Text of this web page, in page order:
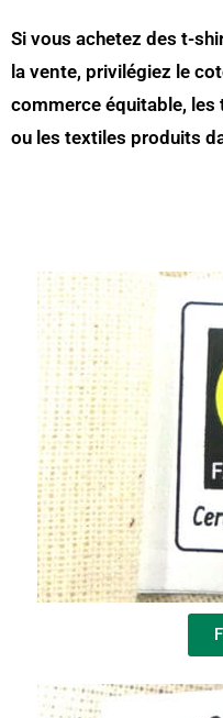
Si vous achetez des t-
la vente, privilégiez le
commerce équitable, les
ou les textiles produits